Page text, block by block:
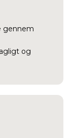
gennem
og